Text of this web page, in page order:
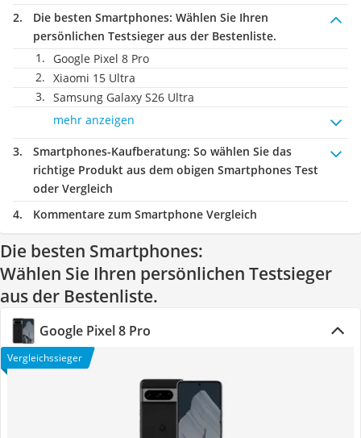
Die besten Smartphones: Wählen Sie Ihren
persönlichen Testsieger aus der Bestenliste.
Google Pixel 8 Pro
Xiaomi 15 Ultra
Samsung Galaxy S26 Ultra
mehr anzeigen
Smartphones-Kaufberatung: So wählen Sie das
richtige Produkt aus dem obigen Smartphones Test
oder Vergleich
Kommentare zum Smartphone Vergleich
Die besten Smartphones:
Wählen Sie Ihren persönlichen Testsieger
aus der Bestenliste.
Google Pixel 8 Pro
Vergleichssieger